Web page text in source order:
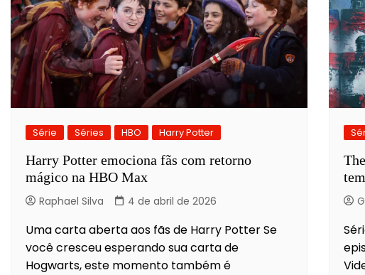
Série Séries HBO Harry Potter
Harry Potter emociona fãs com retorno
mágico na HBO Max
Raphael Silva 4 de abril de 2026
Uma carta aberta aos fãs de Harry Potter Se
você cresceu esperando sua carta de
Hogwarts, este momento também é